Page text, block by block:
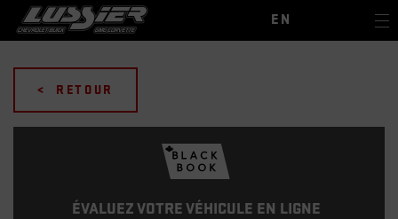
EN
< RETOUR
ÉVALUEZ VOTRE VÉHICULE EN LIGNE